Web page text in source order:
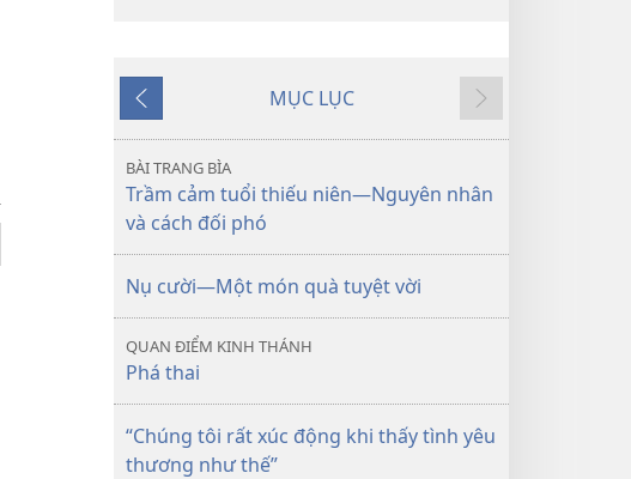
các
điện
THỨC!
Trầm
tuổi
—
Trước
MỤC LỤC
Tiếp
theo
BÀI TRANG BÌA
Trầm cảm tuổi thiếu niên—Nguyên nhân
và cách đối phó
Nụ cười—Một món quà tuyệt vời
QUAN ĐIỂM KINH THÁNH
Phá thai
“Chúng tôi rất xúc động khi thấy tình yêu
thương như thế”